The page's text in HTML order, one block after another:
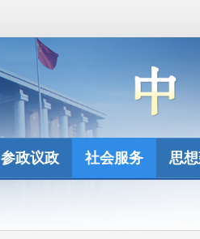
参政议政 社会服务 思